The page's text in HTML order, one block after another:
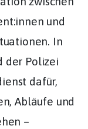
und
In
der Polizei
dafür,
Abläufe und
–